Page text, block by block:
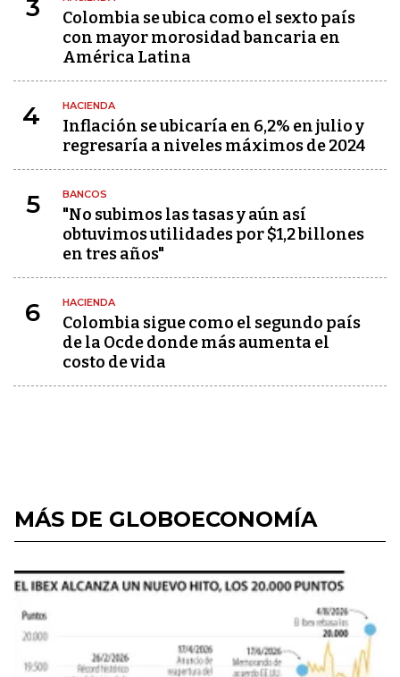
3
Colombia se ubica como el sexto país
con mayor morosidad bancaria en
América Latina
4 HACIENDA
Inflación se ubicaría en 6,2% en julio y
regresaría a niveles máximos de 2024
5 BANCOS
"No subimos las tasas y aún así
obtuvimos utilidades por $1,2 billones
en tres años"
6 HACIENDA
Colombia sigue como el segundo país
de la Ocde donde más aumenta el
costo de vida
MÁS DE GLOBOECONOMÍA